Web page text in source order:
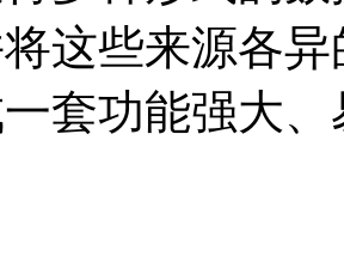
这些来源各
套功能强大